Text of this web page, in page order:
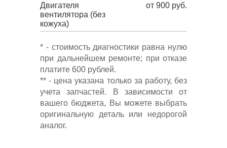
Двигателя
вентилятора (без
кожуха)
от 900 руб.
* - стоимость диагностики равна нулю
при дальнейшем ремонте; при отказе
платите 600 рублей.
** - цена указана только за работу, без
учета запчастей. В зависимости от
вашего бюджета, Вы можете выбрать
оригинальную деталь или недорогой
аналог.